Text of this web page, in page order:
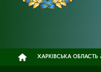
ХАРКІВСЬКА ОБЛАСТЬ